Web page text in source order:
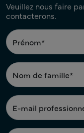
Veuillez nous faire
contacterons.